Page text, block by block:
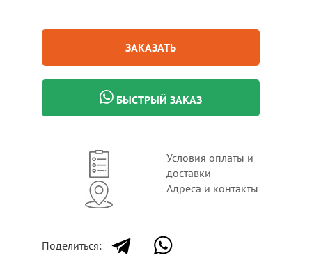
ЗАКАЗАТЬ
БЫСТРЫЙ ЗАКАЗ
Условия оплаты и
доставки
Адреса и контакты
Поделиться: